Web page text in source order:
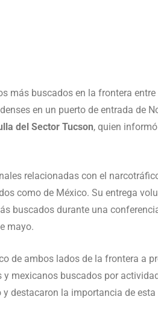
más buscados en la frontera
en un puerto de entrada de
del Sector Tucson, quien
relacionadas con el
como de México. Su entrega
buscados durante una
mayo.
de ambos lados de la frontera a
mexicanos buscados por
destacaron la importancia de